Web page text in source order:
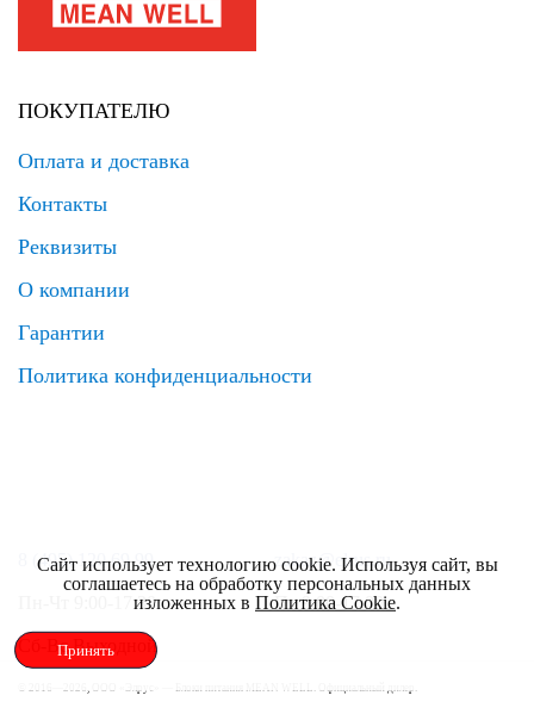
ПОКУПАТЕЛЮ
Оплата и доставка
Контакты
Реквизиты
О компании
Гарантии
Политика конфиденциальности
8 (495) 120 69 99 zakaz@elrus.ru
Пн-Чт 9:00-17:30 Пт 9:00-17:00
Сб-Вс Выходной
© 2016—2026, ООО «Элрус» — Блоки питания MEAN WELL. Официальный дилер.
Сайт использует технологию cookie. Используя сайт, вы
соглашаетесь на обработку персональных данных
изложенных в Политика Cookie.
Принять